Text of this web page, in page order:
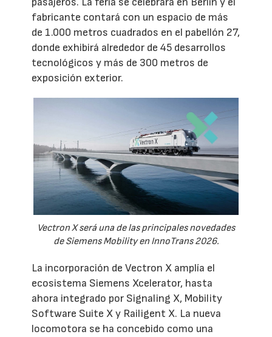
fabricante contará con un espacio de más
de 1.000 metros cuadrados en el pabellón 27,
donde exhibirá alrededor de 45 desarrollos
tecnológicos y más de 300 metros de
exposición exterior.
Vectron X será una de las principales novedades
de Siemens Mobility en InnoTrans 2026.
La incorporación de Vectron X amplía el
ecosistema Siemens Xcelerator, hasta
ahora integrado por Signaling X, Mobility
Software Suite X y Railigent X. La nueva
locomotora se ha concebido como una